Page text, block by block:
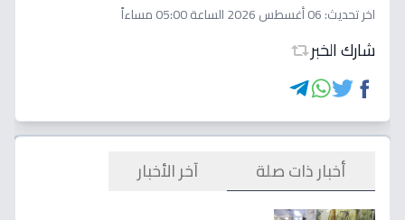
اخر تحديث:06 أغسطس 2026 الساعة 05:00 مساءاً
شارك الخبر
أخبار ذات صلة آخر الأخبار